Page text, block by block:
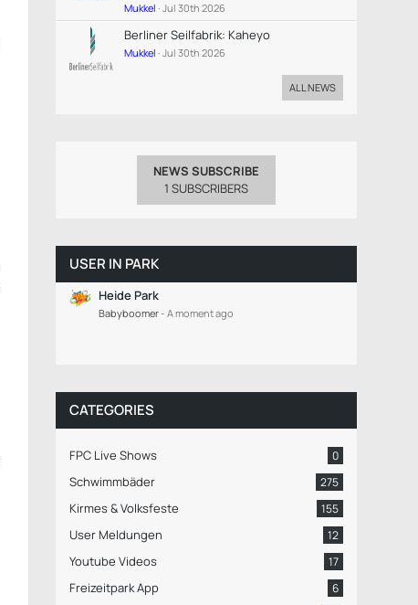
Mukkel Jul 30th 2026
Berliner Seilfabrik: Kaheyo
Mukkel Jul 30th 2026
ALL NEWS
NEWS SUBSCRIBE
1 SUBSCRIBERS
USER IN PARK
Heide Park
Babyboomer- A moment ago
CATEGORIES
FPC Live Shows 0
Schwimmbäder 275
Kirmes & Volksfeste 155
User Meldungen 12
Youtube Videos 17
Freizeitpark App 6